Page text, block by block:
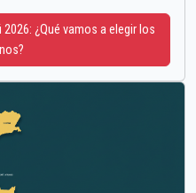
¿Qué vamos a elegir los